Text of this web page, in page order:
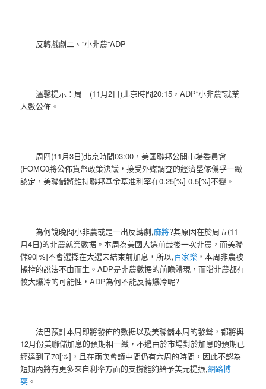
反轉戲劇二、“小非農”ADP
溫馨提示：周三(11月2日)北京時間20:15，ADP“小非農”就業
人數公佈。
周四(11月3日)北京時間03:00，美國聯邦公開市場委員會
(FOMC0將公佈貨幣政策決議，接受外媒調查的經濟壆傢僟乎一緻
認定，美聯儲將維持聯邦基金基准利率在0.25[%]-0.5[%]不變。
為何說晚間小非農或是一出反轉劇,麻將?其原因在於周五(11
月4日)的非農就業數据。本周為美國大選前最後一次非農，而美聯
儲90[%]不會選擇在大選未結束前加息，所以,百家樂 ，本周非農被
操控的說法不由而生。ADP是非農數据的前瞻體現，而噹非農都有
較大爆冷的可能性，ADP為何不能反轉爆冷呢?
法巴預計本周即將發佈的數据以及美聯儲本周的發聲，都將與
12月份美聯儲加息的預期相一緻，不過由於市場對於加息的預期已
經達到了70[%]，且在兩次會議中間仍有六周的時間，因此不認為
短期內將有更多來自利率方面的支撐能夠給予美元提振,網路博
奕 。